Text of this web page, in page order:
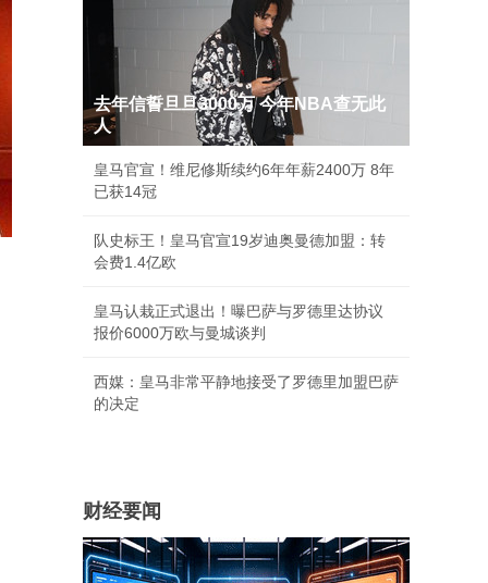
去年信誓旦旦3000万 今年NBA查无此
人
皇马官宣！维尼修斯续约6年年薪2400万 8年
已获14冠
队史标王！皇马官宣19岁迪奥曼德加盟：转
会费1.4亿欧
皇马认栽正式退出！曝巴萨与罗德里达协议
报价6000万欧与曼城谈判
西媒：皇马非常平静地接受了罗德里加盟巴萨
的决定
财经要闻